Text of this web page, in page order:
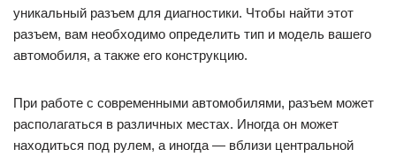
уникальный разъем для диагностики. Чтобы найти этот
разъем, вам необходимо определить тип и модель вашего
автомобиля, а также его конструкцию.
При работе с современными автомобилями, разъем может
располагаться в различных местах. Иногда он может
находиться под рулем, а иногда — вблизи центральной